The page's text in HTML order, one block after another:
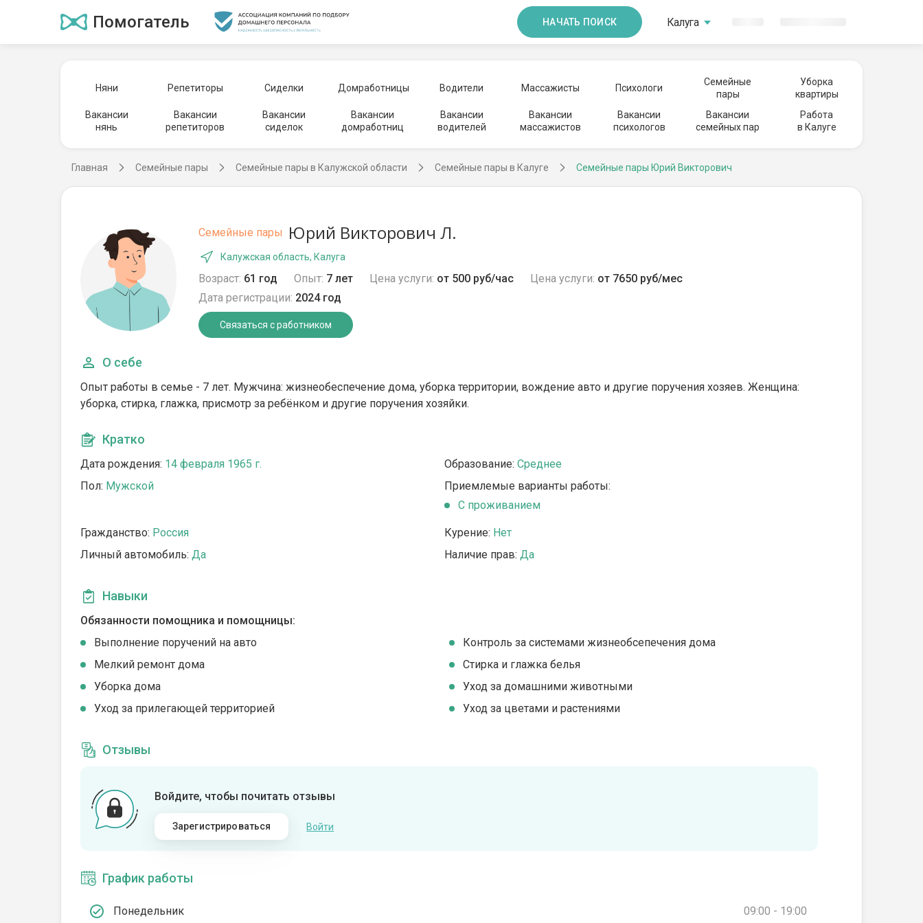
Помогатель НАЧАТЬ ПОИСК Калуга
Няни Репетиторы Сиделки Домработницы Водители Массажисты Психологи
Семейные
пары
Уборка
квартиры
Вакансии
нянь
Вакансии
репетиторов
Вакансии
сиделок
Вакансии
домработниц
Вакансии
водителей
Вакансии
массажистов
Вакансии
психологов
Вакансии
семейных пар
Работа
в Калуге
Главная Семейные пары Семейные пары в Калужской области Семейные пары в Калуге Семейные пары Юрий Викторович
Семейные пары Юрий Викторович Л.
Калужская область, Калуга
Возраст: 61 год Опыт: 7 лет Цена услуги: от 500 руб/час Цена услуги: от 7650 руб/мес
Дата регистрации: 2024 год
Связаться с работником
О себе
Опыт работы в семье - 7 лет. Мужчина: жизнеобеспечение дома, уборка территории, вождение авто и другие поручения хозяев. Женщина:
уборка, стирка, глажка, присмотр за ребёнком и другие поручения хозяйки.
Кратко
Дата рождения: 14 февраля 1965 г. Образование:Среднее
Пол: Мужской
Приемлемые варианты работы:
C проживанием
Гражданство: Россия Курение: Нет
Личный автомобиль: Да Наличие прав:Да
Навыки
Обязанности помощника и помощницы:
Выполнение поручений на авто
Контроль за системами жизнеобсепечения дома
Мелкий ремонт дома
Стирка и глажка белья
Уборка дома
Уход за домашними животными
Уход за прилегающей территорией
Уход за цветами и растениями
Отзывы
Войдите, чтобы почитать отзывы
Зарегистрироваться Войти
График работы
Понедельник 09:00 - 19:00